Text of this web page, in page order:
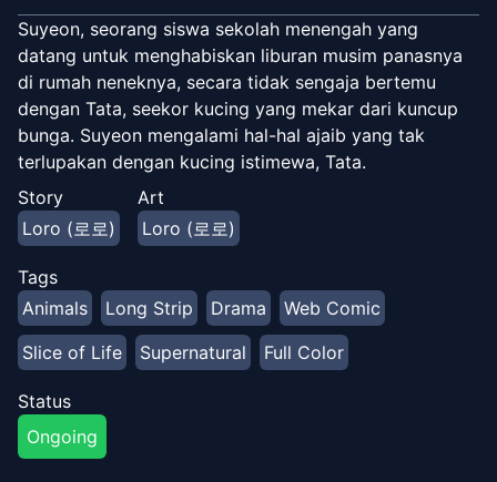
Suyeon, seorang siswa sekolah menengah yang
datang untuk menghabiskan liburan musim panasnya
di rumah neneknya, secara tidak sengaja bertemu
dengan Tata, seekor kucing yang mekar dari kuncup
bunga. Suyeon mengalami hal-hal ajaib yang tak
terlupakan dengan kucing istimewa, Tata.
Story
Loro (로로)
Art
Loro (로로)
Tags
Animals
Long Strip Drama
Web Comic
Slice of Life
Supernatural Full Color
Status
Ongoing